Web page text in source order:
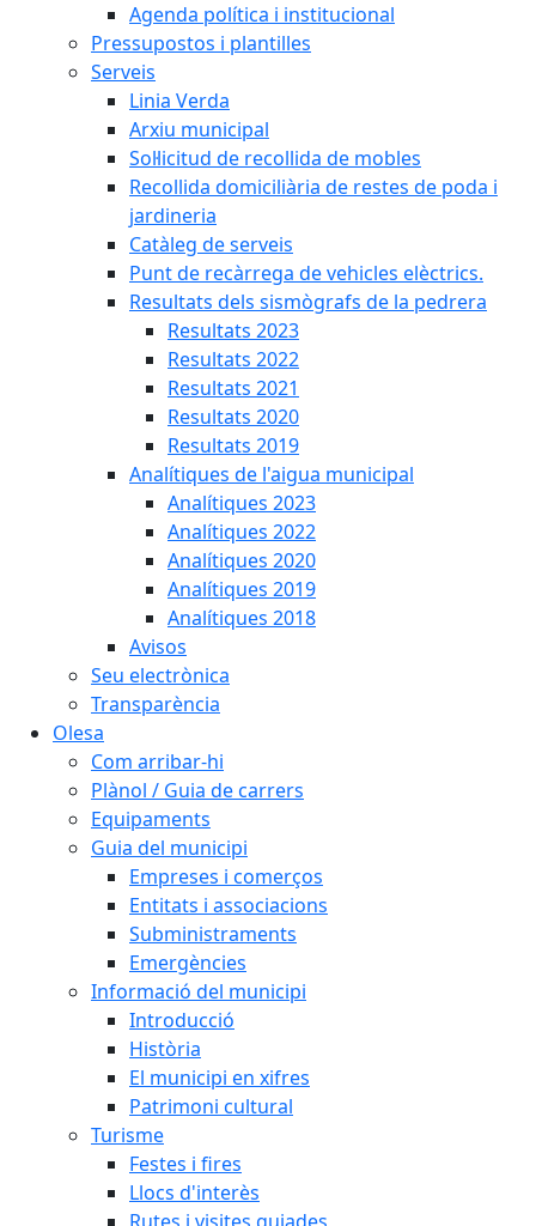
Agenda política i institucional
Pressupostos i plantilles
Serveis
Linia Verda
Arxiu municipal
Sol·licitud de recollida de mobles
Recollida domiciliària de restes de poda i
jardineria
Catàleg de serveis
Punt de recàrrega de vehicles elèctrics.
Resultats dels sismògrafs de la pedrera
Resultats 2023
Resultats 2022
Resultats 2021
Resultats 2020
Resultats 2019
Analítiques de l'aigua municipal
Analítiques 2023
Analítiques 2022
Analítiques 2020
Analítiques 2019
Analítiques 2018
Avisos
Seu electrònica
Transparència
Olesa
Com arribar-hi
Plànol / Guia de carrers
Equipaments
Guia del municipi
Empreses i comerços
Entitats i associacions
Subministraments
Emergències
Informació del municipi
Introducció
Història
El municipi en xifres
Patrimoni cultural
Turisme
Festes i fires
Llocs d'interès